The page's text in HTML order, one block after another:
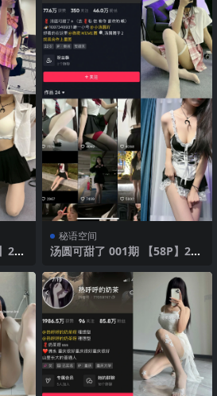
秘语空间
汤圆可甜了 001期 【58P】202